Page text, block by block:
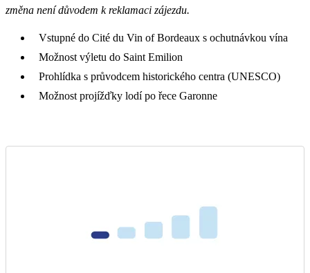
změna není důvodem k reklamaci zájezdu.
Vstupné do Cité du Vin of Bordeaux s ochutnávkou vína
Možnost výletu do Saint Emilion
Prohlídka s průvodcem historického centra (UNESCO)
Možnost projížďky lodí po řece Garonne